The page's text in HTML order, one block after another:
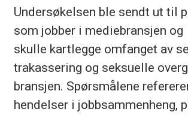
Undersøkelsen ble sendt ut til
som jobber i mediebransjen og
skulle kartlegge omfanget av
trakassering og seksuelle
bransjen. Spørsmålene
hendelser i jobbsammenheng,